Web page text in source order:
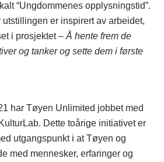
“Ungdommenes opplysningstid”.
utstillingen er inspirert av arbeidet,
i prosjektet – Å hente frem de
og tanker og sette dem i første
har Tøyen Unlimited jobbet med
Dette toårige initiativet er
utgangspunkt i at Tøyen og
med mennesker, erfaringer og